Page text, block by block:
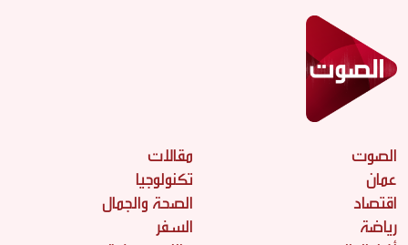
الصوت
عمان
اقتصاد
رياضة
مقالات
تكنولوجيا
الصحة والجمال
السفر